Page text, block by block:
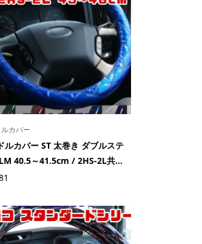
カバー
ルカバー ST 太巻き ダブルステ
40.5～41.5cm / 2HS-2L共...